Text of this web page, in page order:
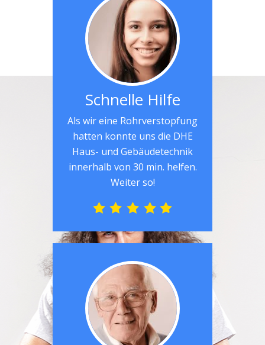
Schnelle Hilfe
Als wir eine Rohrverstopfung
hatten konnte uns die DHE
Haus- und Gebäudetechnik
innerhalb von 30 min. helfen.
Weiter so!